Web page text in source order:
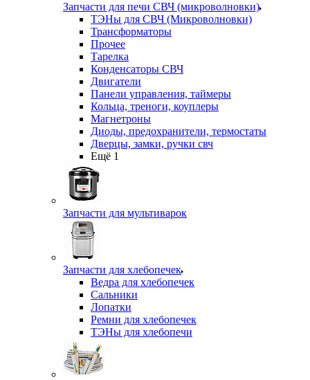
Запчасти для печи СВЧ (микроволновки)
ТЭНы для СВЧ (Микроволновки)
Трансформаторы
Прочее
Тарелка
Конденсаторы СВЧ
Двигатели
Панели управления, таймеры
Кольца, треноги, коуплеры
Магнетроны
Диоды, предохранители, термостаты
Дверцы, замки, ручки свч
Ещё 1
Запчасти для мультиварок
Запчасти для хлебопечек
Ведра для хлебопечек
Сальники
Лопатки
Ремни для хлебопечек
ТЭНы для хлебопечи